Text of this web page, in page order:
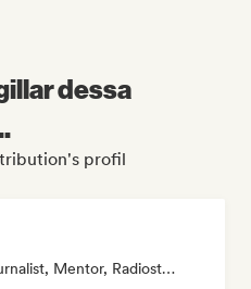
dessa
profil
Media Outlet/Journalist, Mentor, Radiostation, Sync Supervisor